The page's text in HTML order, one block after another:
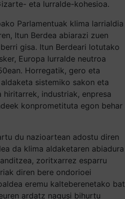
eta lurralde-kohesioa.
Parlamentuak klima larrialdia
Itun Berdea abiarazi zuen
gisa. Itun Berdeari lotutako
Europa lurralde neutroa
Horregatik, gero eta
sistemiko sakon eta
industriak, enpresa
konprometituta egon behar
du nazioartean adostu diren
da klima aldaketaren abiadura
zoritxarrez esparru
diren bere ondorioei
eremu kalteberenetako bat
ardatz nagusi bihurtu